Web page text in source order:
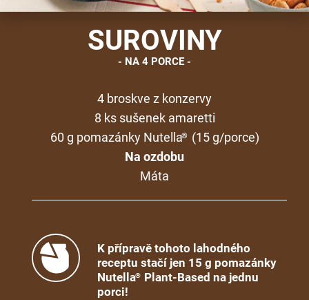
SUROVINY
NA 4 PORCE
4 broskve z konzervy
8 ks sušenek amaretti
60 g pomazánky Nutella®
(15 g/porce)
Na ozdobu
Máta
K přípravě tohoto lahodného
receptu stačí jen 15 g pomazánky
Nutella® Plant-Based na jednu
porci!